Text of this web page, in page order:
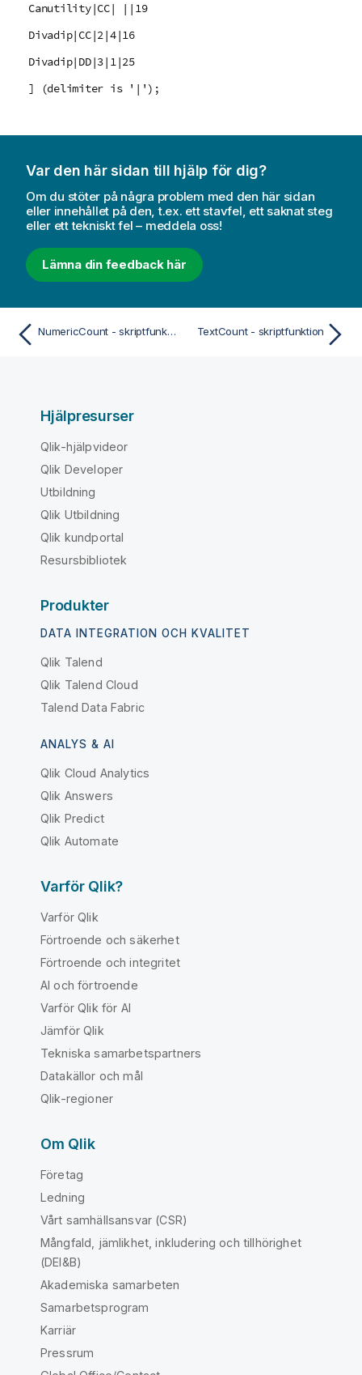
Canutility|CC| ||19
Divadip|CC|2|4|16
Divadip|DD|3|1|25
] (delimiter is '|');
Var den här sidan till hjälp för dig?
Om du stöter på några problem med den här sidan
eller innehållet på den, t.ex. ett stavfel, ett saknat steg
eller ett tekniskt fel – meddela oss!
Lämna din feedback här
NumericCount - skriptfunktion TextCount - skriptfunktion
Hjälpresurser
Qlik-hjälpvideor
Qlik Developer
Utbildning
Qlik Utbildning
Qlik kundportal
Resursbibliotek
Produkter
DATA INTEGRATION OCH KVALITET
Qlik Talend
Qlik Talend Cloud
Talend Data Fabric
ANALYS & AI
Qlik Cloud Analytics
Qlik Answers
Qlik Predict
Qlik Automate
Varför Qlik?
Varför Qlik
Förtroende och säkerhet
Förtroende och integritet
AI och förtroende
Varför Qlik för AI
Jämför Qlik
Tekniska samarbetspartners
Datakällor och mål
Qlik-regioner
Om Qlik
Företag
Ledning
Vårt samhällsansvar (CSR)
Mångfald, jämlikhet, inkludering och tillhörighet
(DEI&B)
Akademiska samarbeten
Samarbetsprogram
Karriär
Pressrum